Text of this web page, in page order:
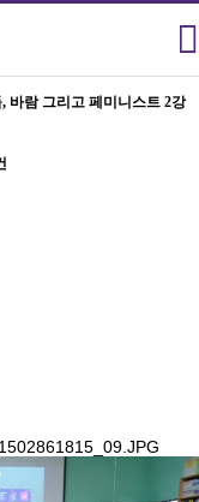
바람 그리고 페미니스트 2강